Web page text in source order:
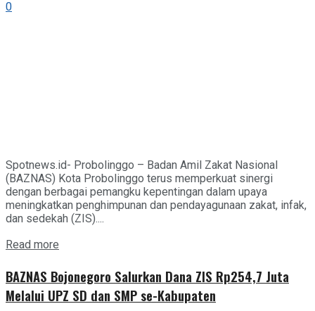
0
Spotnews.id- Probolinggo – Badan Amil Zakat Nasional
(BAZNAS) Kota Probolinggo terus memperkuat sinergi
dengan berbagai pemangku kepentingan dalam upaya
meningkatkan penghimpunan dan pendayagunaan zakat, infak,
dan sedekah (ZIS)....
Read more
BAZNAS Bojonegoro Salurkan Dana ZIS Rp254,7 Juta
Melalui UPZ SD dan SMP se-Kabupaten